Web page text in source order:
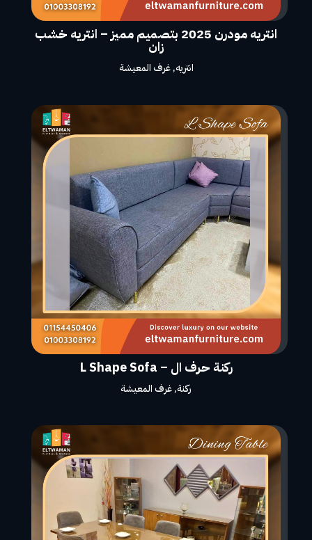
انتريه مودرن 2025 بتصميم مميز – انتريه خشب
زان
انتريه,غرف المعيشة
ركنة حرف ال – L Shape Sofa
ركنة,غرف المعيشة